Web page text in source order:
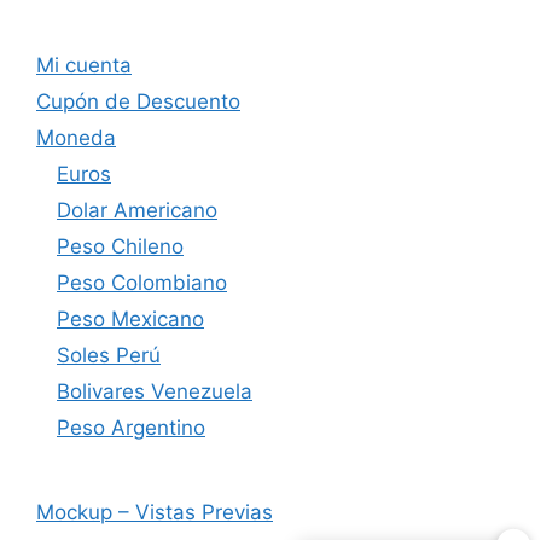
Mi cuenta
Cupón de Descuento
Moneda
Euros
Dolar Americano
Peso Chileno
Peso Colombiano
Peso Mexicano
Soles Perú
Bolivares Venezuela
Peso Argentino
Mockup – Vistas Previas